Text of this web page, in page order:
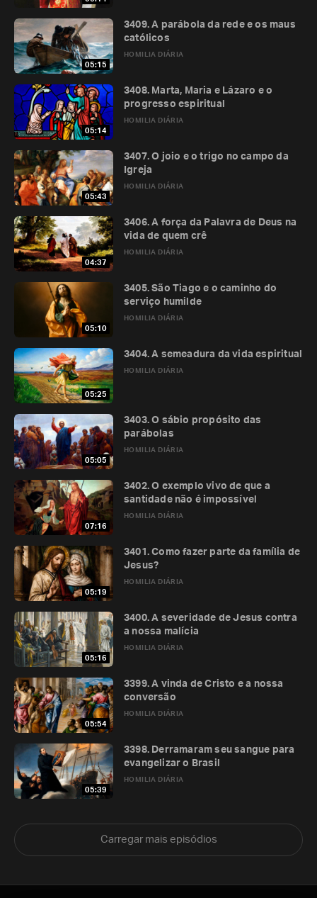
05:15
HOMILIA DIÁRIA
3409. A parábola da rede e os maus
católicos
05:14
HOMILIA DIÁRIA
3408. Marta, Maria e Lázaro e o
progresso espiritual
05:43
HOMILIA DIÁRIA
3407. O joio e o trigo no campo da
Igreja
04:37
HOMILIA DIÁRIA
3406. A força da Palavra de Deus na
vida de quem crê
05:10
HOMILIA DIÁRIA
3405. São Tiago e o caminho do
serviço humilde
05:25
HOMILIA DIÁRIA
3404. A semeadura da vida espiritual
05:05
HOMILIA DIÁRIA
3403. O sábio propósito das
parábolas
07:16
HOMILIA DIÁRIA
3402. O exemplo vivo de que a
santidade não é impossível
05:19
HOMILIA DIÁRIA
3401. Como fazer parte da família de
Jesus?
05:16
HOMILIA DIÁRIA
3400. A severidade de Jesus contra
a nossa malícia
05:54
HOMILIA DIÁRIA
3399. A vinda de Cristo e a nossa
conversão
05:39
HOMILIA DIÁRIA
3398. Derramaram seu sangue para
evangelizar o Brasil
Carregar mais episódios